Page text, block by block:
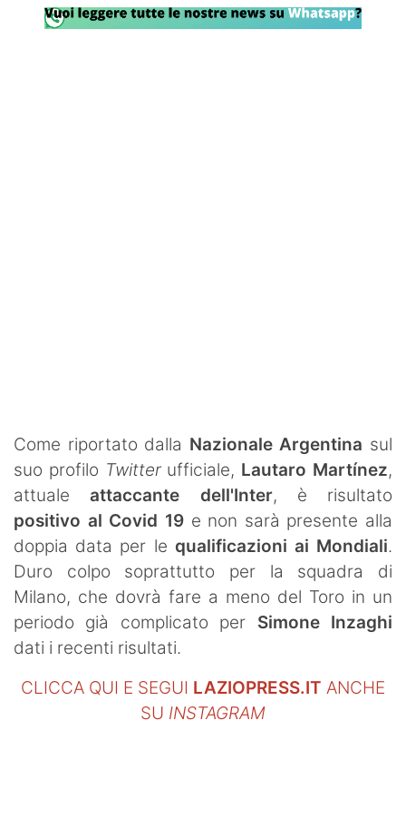
Rassegna Lazio
Contatti
Come riportato dalla Nazionale Argentina sul
suo profilo Twitterufficiale, Lautaro Martínez,
attualeattaccante dell'Inter, è risultato
positivo al Covid 19e non sarà presente alla
doppia data per le qualificazioni ai Mondiali.
Duro colpo soprattutto per la squadra di
Milano, che dovrà fare a meno del Toro in un
periodo già complicato per Simone Inzaghi
dati i recenti risultati.
CLICCA QUI E SEGUI LAZIOPRESS.IT ANCHE
SU INSTAGRAM